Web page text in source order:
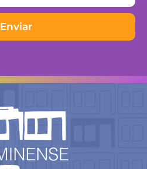
Enviar